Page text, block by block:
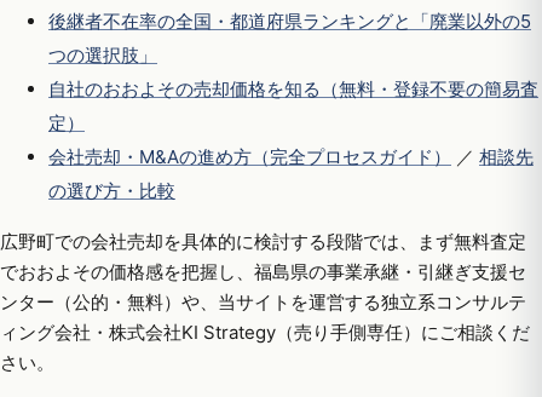
後継者不在率の全国・都道府県ランキングと「廃業以外の5
つの選択肢」
自社のおおよその売却価格を知る（無料・登録不要の簡易査
定）
会社売却・M&Aの進め方（完全プロセスガイド）
／ 相談先
の選び方・比較
広野町での会社売却を具体的に検討する段階では、まず無料査定
でおおよその価格感を把握し、福島県の事業承継・引継ぎ支援セ
ンター（公的・無料）や、当サイトを運営する独立系コンサルテ
ィング会社・株式会社KI Strategy（売り手側専任）にご相談くだ
さい。